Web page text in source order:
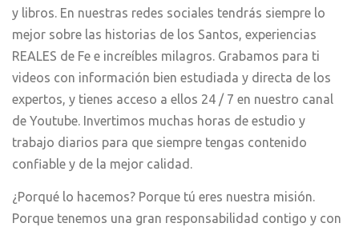
y libros. En nuestras redes sociales tendrás siempre lo
mejor sobre las historias de los Santos, experiencias
REALES de Fe e increíbles milagros. Grabamos para ti
videos con información bien estudiada y directa de los
expertos, y tienes acceso a ellos 24 / 7 en nuestro canal
de Youtube. Invertimos muchas horas de estudio y
trabajo diarios para que siempre tengas contenido
confiable y de la mejor calidad.
¿Porqué lo hacemos? Porque tú eres nuestra misión.
Porque tenemos una gran responsabilidad contigo y con